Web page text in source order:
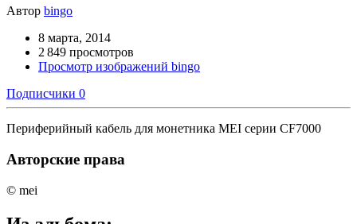
Автор bingo
8 марта, 2014
2 849 просмотров
Просмотр изображений bingo
Подписчики 0
Периферийный кабель для монетника MEI серии CF7000
Авторские права
© mei